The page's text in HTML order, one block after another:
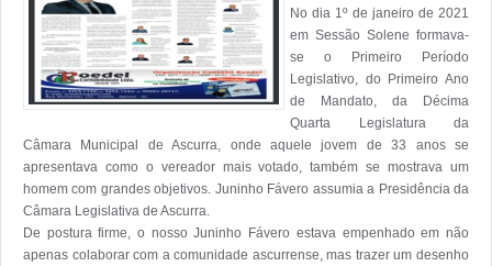
No dia 1º de janeiro de 2021
em Sessão Solene formava-
se o Primeiro Período
Legislativo, do Primeiro Ano
de Mandato, da Décima
Quarta Legislatura da
Câmara Municipal de Ascurra, onde aquele jovem de 33 anos se
apresentava como o vereador mais votado, também se mostrava um
homem com grandes objetivos. Juninho Fávero assumia a Presidência da
Câmara Legislativa de Ascurra.
De postura firme, o nosso Juninho Fávero estava empenhado em não
apenas colaborar com a comunidade ascurrense, mas trazer um desenho